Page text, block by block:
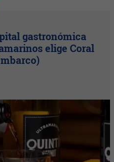
gastronómica
elige Coral